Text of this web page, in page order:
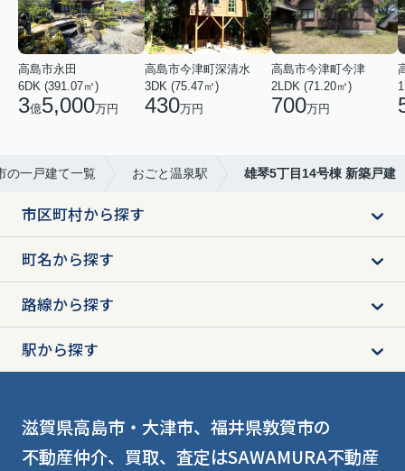
高島市永田
6DK (391.07㎡)
3億5,000万円
高島市今津町深清水
3DK (75.47㎡)
430万円
高島市今津町今津
2LDK (71.20㎡)
700万円
の一戸建て一覧 おごと温泉駅 雄琴5丁目14号棟 新築戸建
市区町村から探す
町名から探す
路線から探す
駅から探す
滋賀県高島市・大津市、福井県敦賀市の
不動産仲介、買取、査定はSAWAMURA不動産